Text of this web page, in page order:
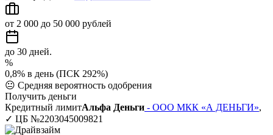
от 2 000 до 50 000 рублей
до 30 дней.
%
0,8% в день (ПСК 292%)
😐 Средняя вероятность одобрения
Получить деньги
Кредитный лимитАльфа Деньги - ООО МКК «А ДЕНЬГИ»,
✓ ЦБ №2203045009821